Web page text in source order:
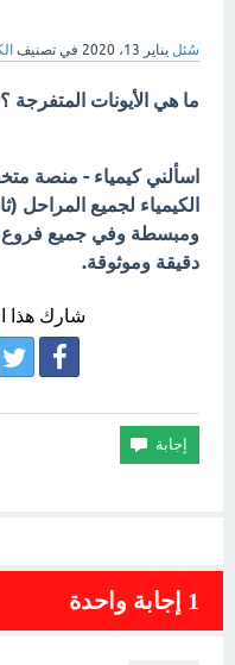
سُئل يناير 13، 2020 في تصنيف
ما هي الأيونات المتفرجة ؟
اسألني كيمياء - منصة
الكيمياء لجميع المراحل
ومبسطة وفي جميع فروع
دقيقة وموثوقة.
شارك هذا
1 إجابة واحدة